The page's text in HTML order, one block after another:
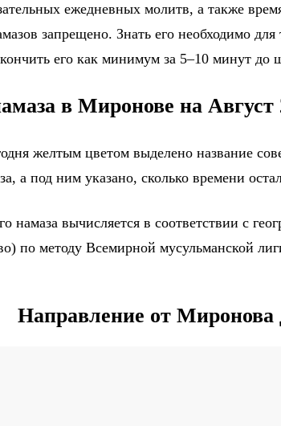
ежедневных молитв, а также
запрещено. Знать его необходимо
его как минимум за 5–10 минут до
в Миронове на Август
желтым цветом выделено название
а под ним указано, сколько времени
намаза вычисляется в соответствии с
по методу Всемирной мусульманской
Направление от